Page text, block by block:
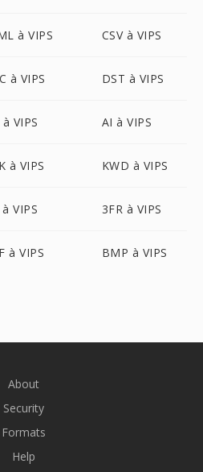
à VIPS CSV à VIPS
à VIPS DST à VIPS
VIPS AI à VIPS
à VIPS KWD à VIPS
VIPS 3FR à VIPS
à VIPS BMP à VIPS
About
Security
Formats
Help